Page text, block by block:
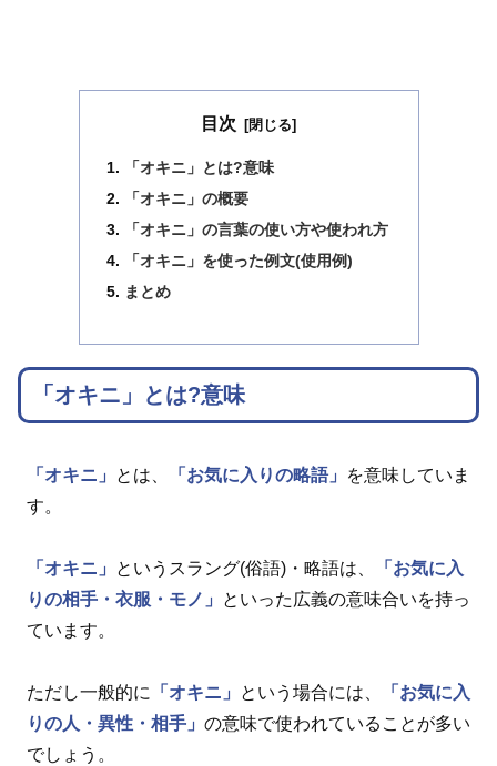
目次
「オキニ」とは?意味
「オキニ」の概要
「オキニ」の言葉の使い方や使われ方
「オキニ」を使った例文(使用例)
まとめ
「オキニ」とは?意味
「オキニ」 とは、 「お気に入りの略語」
を意味していま
す。
「オキニ」 というスラング(俗語)・略語は、
「お気に入
りの相手・衣服・モノ」
といった広義の意味合いを持っ
ています。
ただし一般的に 「オキニ」 という場合には、
「お気に入
りの人・異性・相手」 の意味で使われていることが多い
でしょう。